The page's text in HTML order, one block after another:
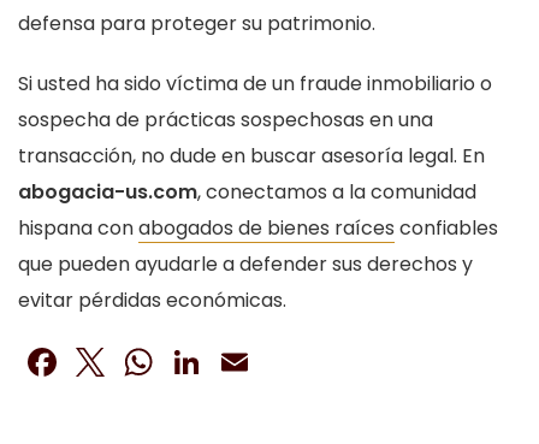
defensa para proteger su patrimonio.
Si usted ha sido víctima de un fraude inmobiliario o
sospecha de prácticas sospechosas en una
transacción, no dude en buscar asesoría legal. En
abogacia-us.com, conectamos a la comunidad
hispana conabogados de bienes raíces confiables
que pueden ayudarle a defender sus derechos y
evitar pérdidas económicas.
Facebook
Twitter
WhatsApp
LinkedIn